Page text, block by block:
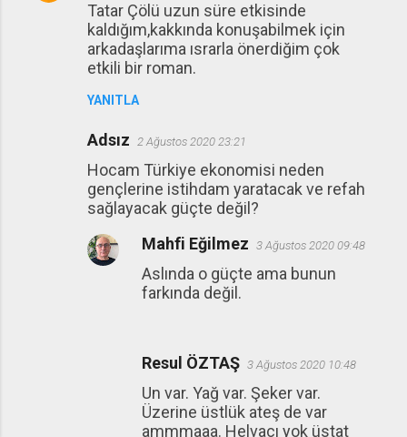
Tatar Çölü uzun süre etkisinde
kaldığım,kakkında konuşabilmek için
arkadaşlarıma ısrarla önerdiğim çok
etkili bir roman.
YANITLA
Adsız 2 Ağustos 2020 23:21
Hocam Türkiye ekonomisi neden
gençlerine istihdam yaratacak ve refah
sağlayacak güçte değil?
Mahfi Eğilmez 3 Ağustos 2020 09:48
Aslında o güçte ama bunun
farkında değil.
Resul ÖZTAŞ 3 Ağustos 2020 10:48
Un var. Yağ var. Şeker var.
Üzerine üstlük ateş de var
ammmaaa. Helvacı yok üstat